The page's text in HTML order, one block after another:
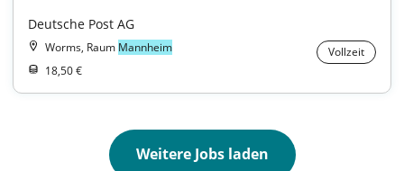
Deutsche Post AG
Worms, Raum Mannheim
Vollzeit
18,50 €
Weitere Jobs laden